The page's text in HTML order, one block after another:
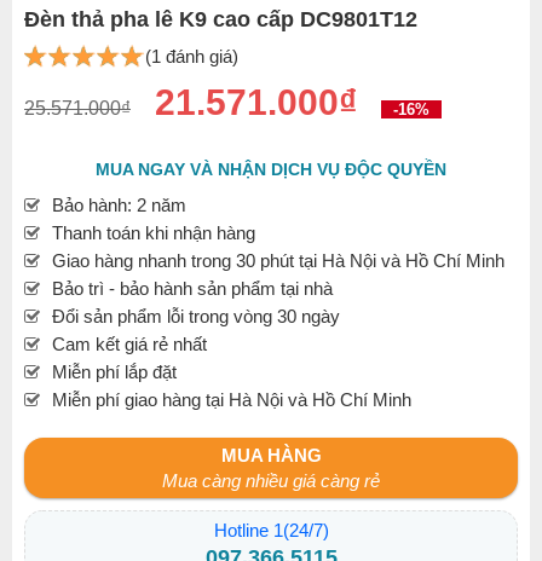
Đèn thả pha lê K9 cao cấp DC9801T12
(1 đánh giá)
25.571.000₫ 21.571.000₫ -16%
MUA NGAY VÀ NHẬN DỊCH VỤ ĐỘC QUYỀN
Bảo hành: 2 năm
Thanh toán khi nhận hàng
Giao hàng nhanh trong 30 phút tại Hà Nội và Hồ Chí Minh
Bảo trì - bảo hành sản phẩm tại nhà
Đổi sản phẩm lỗi trong vòng 30 ngày
Cam kết giá rẻ nhất
Miễn phí lắp đặt
Miễn phí giao hàng tại Hà Nội và Hồ Chí Minh
MUA HÀNG
Mua càng nhiều giá càng rẻ
Hotline 1(24/7)